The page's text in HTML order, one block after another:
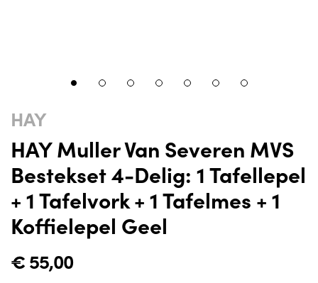
HAY
HAY Muller Van Severen MVS
Bestekset 4-Delig: 1 Tafellepel
+ 1 Tafelvork + 1 Tafelmes + 1
Koffielepel Geel
€55,00